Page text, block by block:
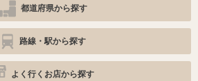
都道府県から探す
路線・駅から探す
よく行くお店から探す